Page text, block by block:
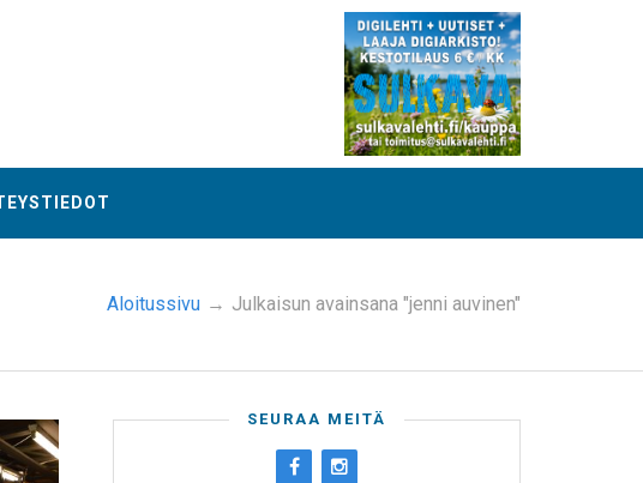
Aloitussivu → Julkaisun avainsana "jenni auvinen"
SEURAA MEITÄ